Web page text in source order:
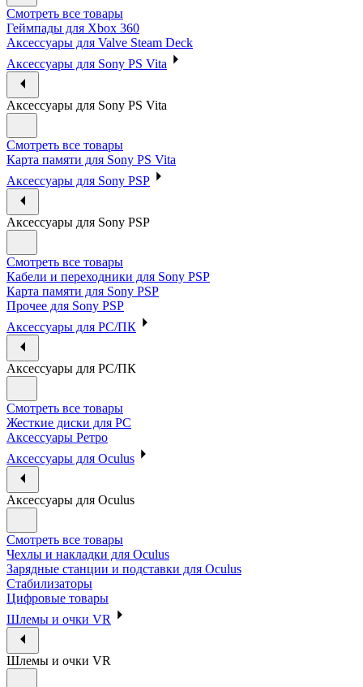
Смотреть все товары
Геймпады для Xbox 360
Аксессуары для Valve Steam Deck
Аксессуары для Sony PS Vita
Аксессуары для Sony PS Vita
Смотреть все товары
Карта памяти для Sony PS Vita
Аксессуары для Sony PSP
Аксессуары для Sony PSP
Смотреть все товары
Кабели и переходники для Sony PSP
Карта памяти для Sony PSP
Прочее для Sony PSP
Аксессуары для PC/ПК
Аксессуары для PC/ПК
Смотреть все товары
Жесткие диски для PC
Аксессуары Ретро
Аксессуары для Oculus
Аксессуары для Oculus
Смотреть все товары
Чехлы и накладки для Oculus
Зарядные станции и подставки для Oculus
Стабилизаторы
Цифровые товары
Шлемы и очки VR
Шлемы и очки VR